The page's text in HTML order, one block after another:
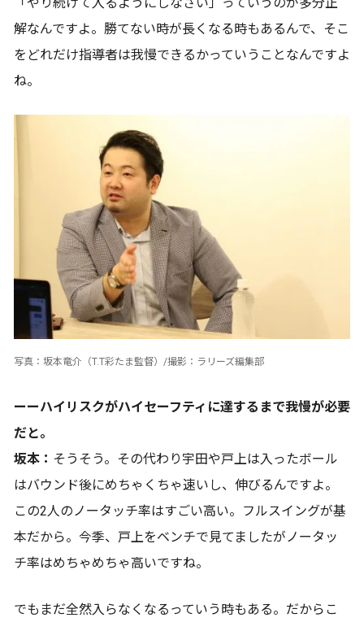
解なんですよ。勝てない時が長くなる時もあるんで、そこ
をどれだけ指導者は我慢できるかっていうことなんですよ
ね。
写真：坂本竜介（T.T彩たま監督）/撮影：ラリーズ編集部
ーーハイリスクがハイセーフティに達するまで我慢が必要
だと。
坂本： そうそう。その代わり宇田や戸上は入ったボール
はバウンド後にめちゃくちゃ速いし、伸びるんですよ。
この2人のノータッチ率はすごい高い。フルスイングが基
本だから。今季、戸上をベンチで見てましたがノータッ
チ率はめちゃめちゃ高いですね。
でもまだ全然入らなくなるっていう時もある。だからこ